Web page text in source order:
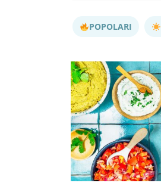
POPOLARI